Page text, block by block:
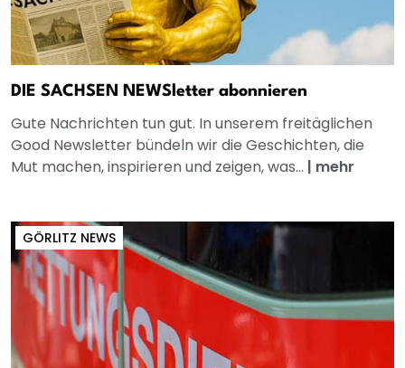
DIE SACHSEN NEWSletter abonnieren
Gute Nachrichten tun gut. In unserem freitäglichen
Good Newsletter bündeln wir die Geschichten, die
Mut machen, inspirieren und zeigen, was... | mehr
GÖRLITZ NEWS